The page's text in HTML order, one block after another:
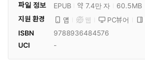
파일 정보
EPUB 약 7.4만 자
60.5MB
지원 환경
앱 웹 PC뷰어
ISBN
9788936484576
UCI
-